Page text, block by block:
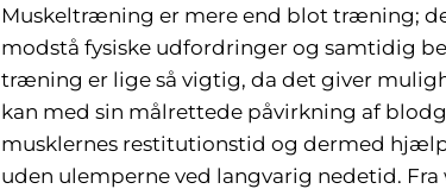
Muskeltræning er mere end blot træning;
modstå fysiske udfordringer og samtidig
træning er lige så vigtig, da det giver
kan med sin målrettede påvirkning af
musklernes restitutionstid og dermed
uden ulemperne ved langvarig nedetid.